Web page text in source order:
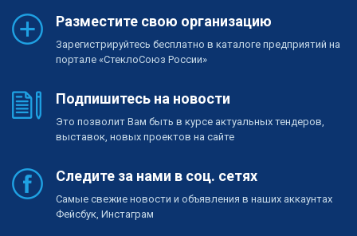
Разместите свою организацию
Зарегистрируйтесь бесплатно в каталоге предприятий на
портале «СтеклоСоюз России»
Подпишитесь на новости
Это позволит Вам быть в курсе актуальных тендеров,
выставок, новых проектов на сайте
Следите за нами в соц. сетях
Самые свежие новости и объявления в наших аккаунтах
Фейсбук, Инстаграм